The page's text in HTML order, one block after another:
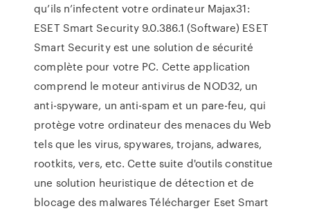
qu’ils n’infectent votre ordinateur Majax31:
ESET Smart Security 9.0.386.1 (Software) ESET
Smart Security est une solution de sécurité
complète pour votre PC. Cette application
comprend le moteur antivirus de NOD32, un
anti-spyware, un anti-spam et un pare-feu, qui
protège votre ordinateur des menaces du Web
tels que les virus, spywares, trojans, adwares,
rootkits, vers, etc. Cette suite d'outils constitue
une solution heuristique de détection et de
blocage des malwares Télécharger Eset Smart